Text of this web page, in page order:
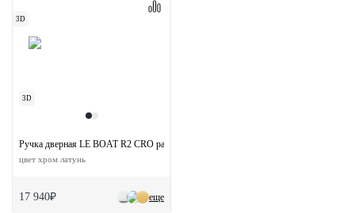
3D
3D
еще
Ручка дверная LE BOAT R2 CRO раздельная на круглой розетке
цвет хром латунь
17 940₽